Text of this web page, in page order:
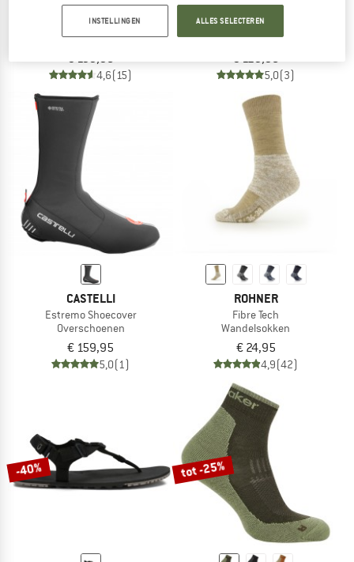
KOEL
Women's Florence
Barefootschoenen
€ 139,95
4,6(15)
CMP
Women's Vertyx Mid Trekking Shoes
Wandelschoenen
€ 129,95
5,0(3)
CASTELLI
Estremo Shoecover
Overschoenen
€ 159,95
5,0(1)
ROHNER
Fibre Tech
Wandelsokken
€ 24,95
4,9(42)
-40% tot -25%
INSTELLINGEN ALLES SELECTEREN